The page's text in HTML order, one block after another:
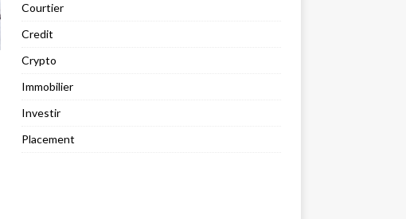
Courtier
Credit
Crypto
Immobilier
Investir
Placement